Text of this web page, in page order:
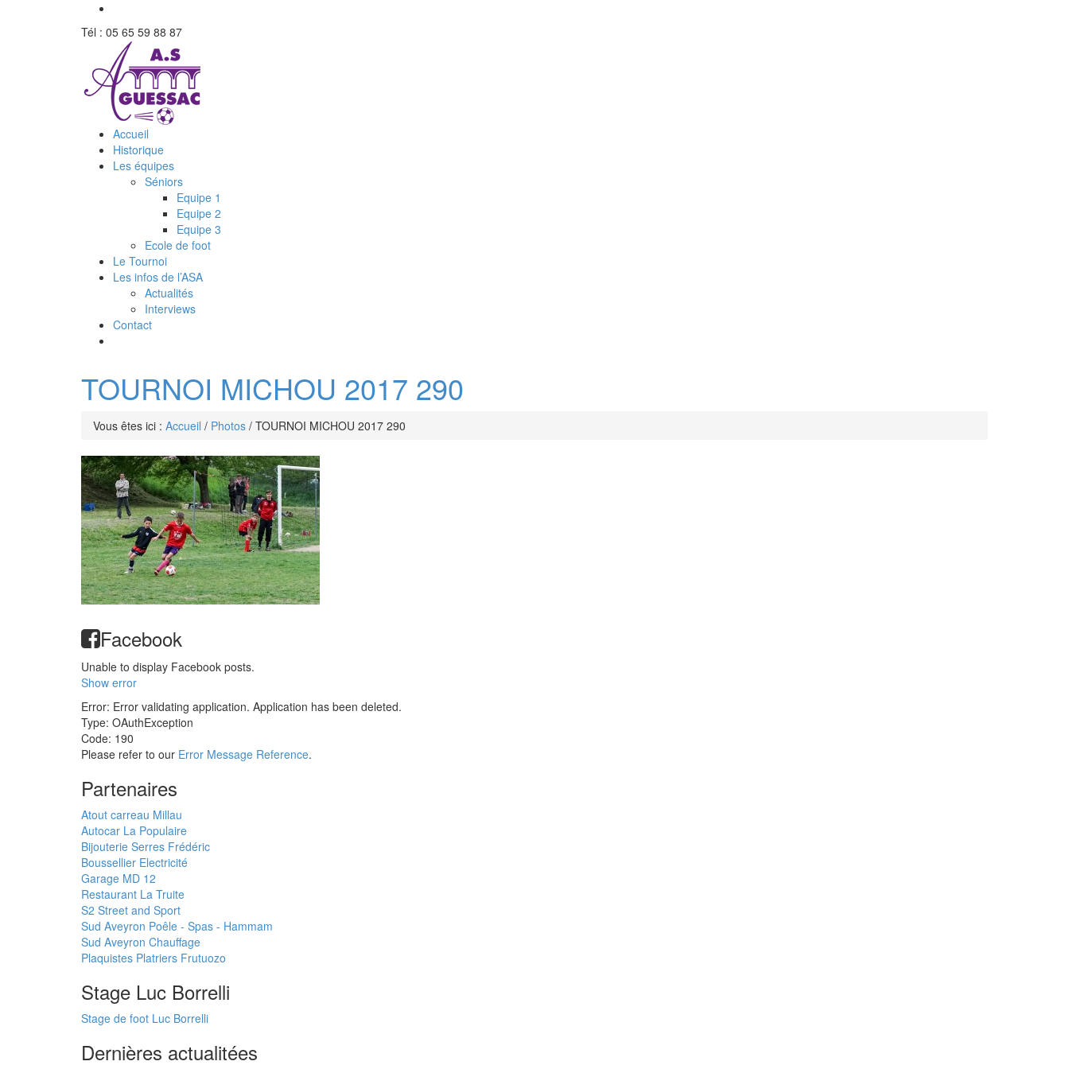
Tél : 05 65 59 88 87
Accueil
Historique
Les équipes
Séniors
Equipe 1
Equipe 2
Equipe 3
Ecole de foot
Le Tournoi
Les infos de l’ASA
Actualités
Interviews
Contact
TOURNOI MICHOU 2017 290
Vous êtes ici : Accueil / Photos / TOURNOI MICHOU 2017 290
Facebook
Unable to display Facebook posts.
Show error
Error: Error validating application. Application has been deleted.
Type: OAuthException
Code: 190
Please refer to our Error Message Reference.
Partenaires
Atout carreau Millau
Autocar La Populaire
Bijouterie Serres Frédéric
Boussellier Electricité
Garage MD 12
Restaurant La Truite
S2 Street and Sport
Sud Aveyron Poêle - Spas - Hammam
Sud Aveyron Chauffage
Plaquistes Platriers Frutuozo
Stage Luc Borrelli
Stage de foot Luc Borrelli
Dernières actualitées